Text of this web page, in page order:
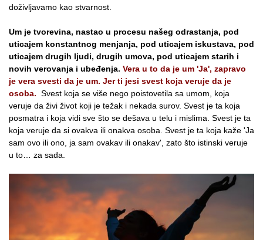
doživljavamo kao stvarnost.
Um je tvorevina, nastao u procesu našeg odrastanja, pod
uticajem konstantnog menjanja, pod uticajem iskustava, pod
uticajem drugih ljudi, drugih umova, pod uticajem starih i
novih verovanja i ubeđenja. Vera u to da je um 'Ja', zapravo
je vera svesti da je um. Jer ti jesi svest koja veruje da je
osoba. Svest koja se više nego poistovetila sa umom, koja
veruje da živi život koji je težak i nekada surov. Svest je ta koja
posmatra i koja vidi sve što se dešava u telu i mislima. Svest je ta
koja veruje da si ovakva ili onakva osoba. Svest je ta koja kaže 'Ja
sam ovo ili ono, ja sam ovakav ili onakav', zato što istinski veruje
u to… za sada.